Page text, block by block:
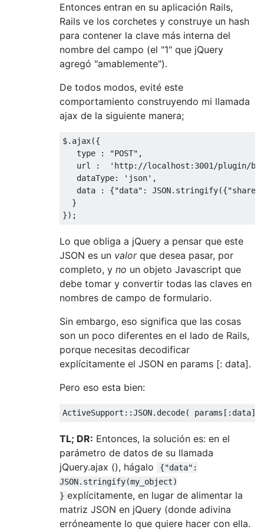
Entonces entran en su aplicación Rails,
Rails ve los corchetes y construye un hash
para contener la clave más interna del
nombre del campo (el "1" que jQuery
agregó "amablemente").
De todos modos, evité este
comportamiento construyendo mi llamada
ajax de la siguiente manera;
$. ajax({
   type
: "POST" ,
   url
:
'http://localhost:3001/plugin/
   dataType
: 'json' ,
   data
: {"data" : JSON. stringify({
}
});
Lo que obliga a jQuery a pensar que este
JSON es un valorque desea pasar, por
completo, y no un objeto Javascript que
debe tomar y convertir todas las claves en
nombres de campo de formulario.
Sin embargo, eso significa que las cosas
son un poco diferentes en el lado de Rails,
porque necesitas decodificar
explícitamente el JSON en params [: data].
Pero eso esta bien:
ActiveSupport ::JSON. decode( params [: data]
TL; DR: Entonces, la solución es: en el
parámetro de datos de su llamada
jQuery.ajax (), hágalo
{"data":
JSON.stringify(my_object)
} explícitamente, en lugar de alimentar la
matriz JSON en jQuery (donde adivina
erróneamente lo que quiere hacer con ella.